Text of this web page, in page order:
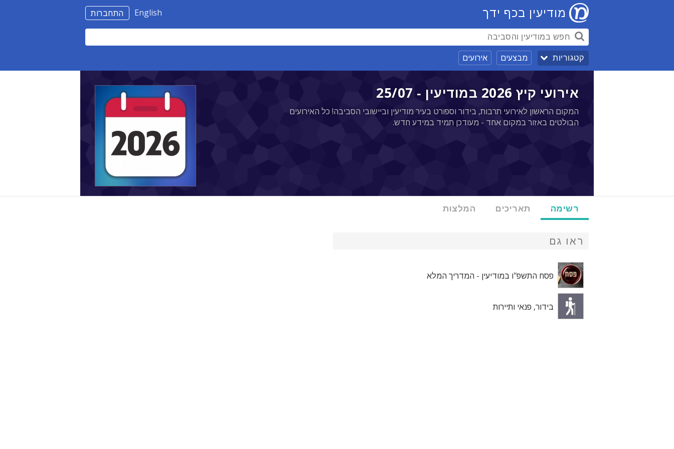
התחברות English מודיעין בכף ידך
קטגוריות מבצעים אירועים
אירועי קיץ 2026 במודיעין - 25/07
המקום הראשון לאירועי תרבות, בידור וספורט בעיר מודיעין וביישובי הסביבה! כל האירועים
הבולטים באזור במקום אחד - מעודכן תמיד במידע חדש.
רשימה תאריכים המלצות
ראו גם
פסח התשפ"ו במודיעין - המדריך המלא
בידור, פנאי ותיירות